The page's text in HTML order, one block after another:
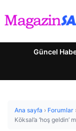
Güncel
Ana sayfa › Forumlar
Köksal’a ‘hoş